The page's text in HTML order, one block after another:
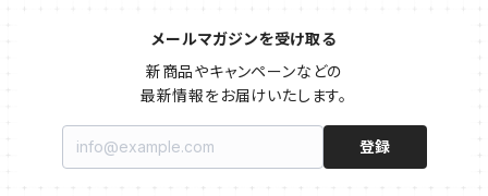
メールマガジンを受け取る
新商品やキャンペーンなどの
最新情報をお届けいたします。
登録